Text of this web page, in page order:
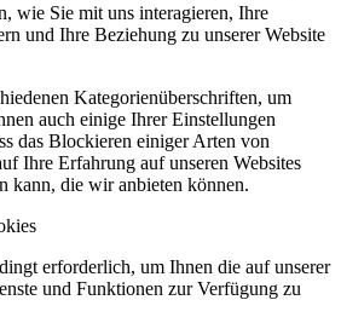
wie Sie mit uns interagieren, Ihre
und Ihre Beziehung zu unserer Website
Kategorienüberschriften, um
auch einige Ihrer Einstellungen
das Blockieren einiger Arten von
Ihre Erfahrung auf unseren Websites
kann, die wir anbieten können.
erforderlich, um Ihnen die auf unserer
und Funktionen zur Verfügung zu